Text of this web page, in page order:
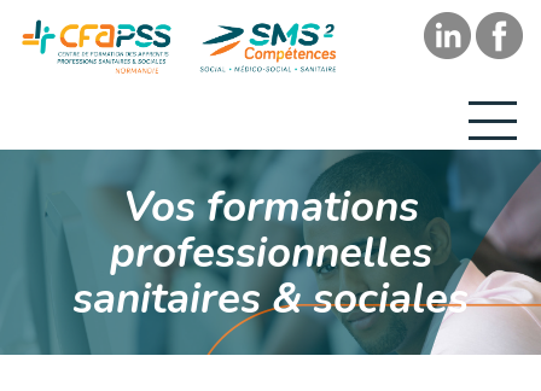
Vos formations
professionnelles
sanitaires & sociales